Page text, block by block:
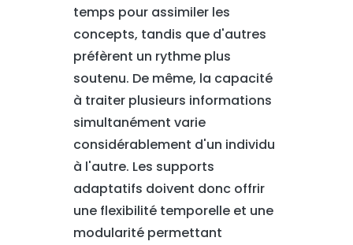
temps pour assimiler les
concepts, tandis que d'autres
préfèrent un rythme plus
soutenu. De même, la capacité
à traiter plusieurs informations
simultanément varie
considérablement d'un individu
à l'autre. Les supports
adaptatifs doivent donc offrir
une flexibilité temporelle et une
modularité permettant